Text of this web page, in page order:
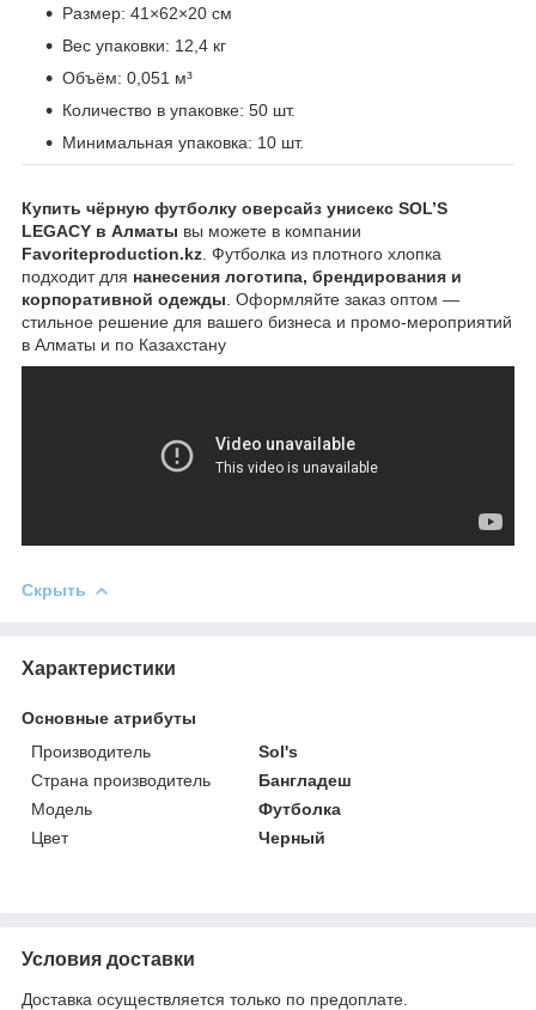
Размер: 41×62×20 см
Вес упаковки: 12,4 кг
Объём: 0,051 м³
Количество в упаковке: 50 шт.
Минимальная упаковка: 10 шт.
Купить чёрную футболку оверсайз унисекс SOL’S
LEGACY в Алматы вы можете в компании
Favoriteproduction.kz . Футболка из плотного хлопка
подходит для нанесения логотипа, брендирования и
корпоративной одежды . Оформляйте заказ оптом —
стильное решение для вашего бизнеса и промо-мероприятий
в Алматы и по Казахстану
Скрыть
Характеристики
Основные атрибуты
Производитель
Sol's
Страна производитель
Бангладеш
Мoдель
Футболка
Цвет
Черный
Условия доставки
Доставка осуществляется только по предоплате.